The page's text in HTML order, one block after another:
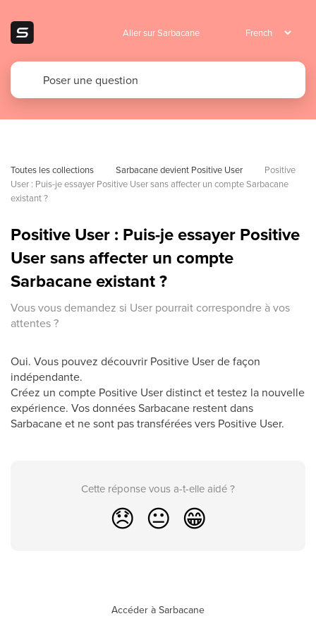
Aller sur Sarbacane
Toutes les collections Sarbacane devient Positive User
Positive
User : Puis-je essayer Positive User sans affecter un compte Sarbacane
existant ?
Positive User : Puis-je essayer Positive
User sans affecter un compte
Sarbacane existant ?
Vous vous demandez si User pourrait correspondre à vos
attentes ?
Oui. Vous pouvez découvrir Positive User de façon
indépendante.
Créez un compte Positive User distinct et testez la nouvelle
expérience. Vos données Sarbacane restent dans
Sarbacane et ne sont pas transférées vers Positive User.
Cette réponse vous a-t-elle aidé ?
😞 😐 😁
Accéder à Sarbacane